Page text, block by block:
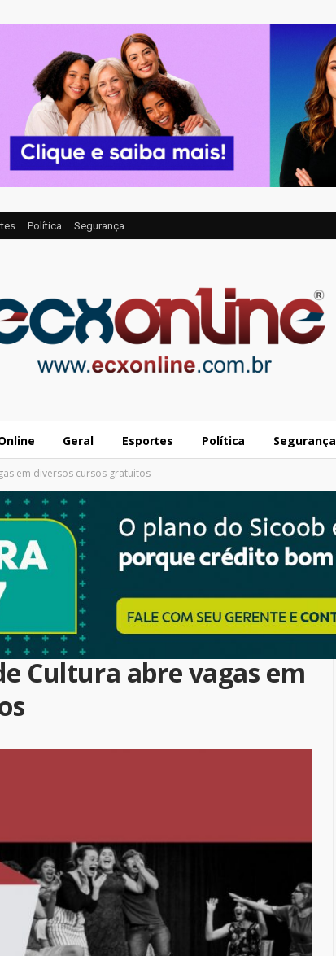
Política Segurança
Geral Esportes Política Segurança
em diversos cursos gratuitos
Cultura abre vagas em